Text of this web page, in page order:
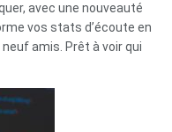
Solly
change
la
des
avec une nouveauté
vos stats d’écoute en
amis. Prêt à voir qui